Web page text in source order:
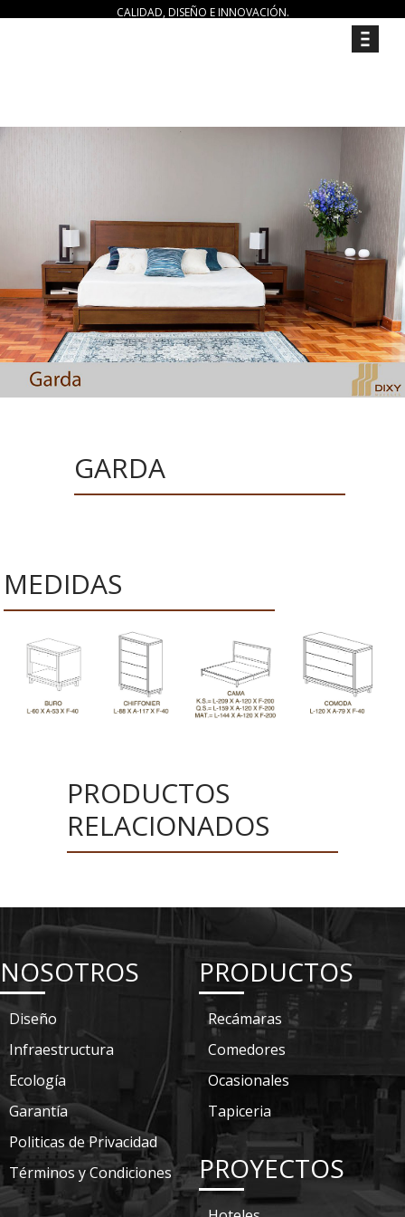
CALIDAD, DISEÑO E INNOVACIÓN.
GARDA
MEDIDAS
PRODUCTOS
RELACIONADOS
NOSOTROS
Diseño
Infraestructura
Ecología
Garantía
Politicas de Privacidad
Términos y Condiciones
PRODUCTOS
Recámaras
Comedores
Ocasionales
Tapiceria
PROYECTOS